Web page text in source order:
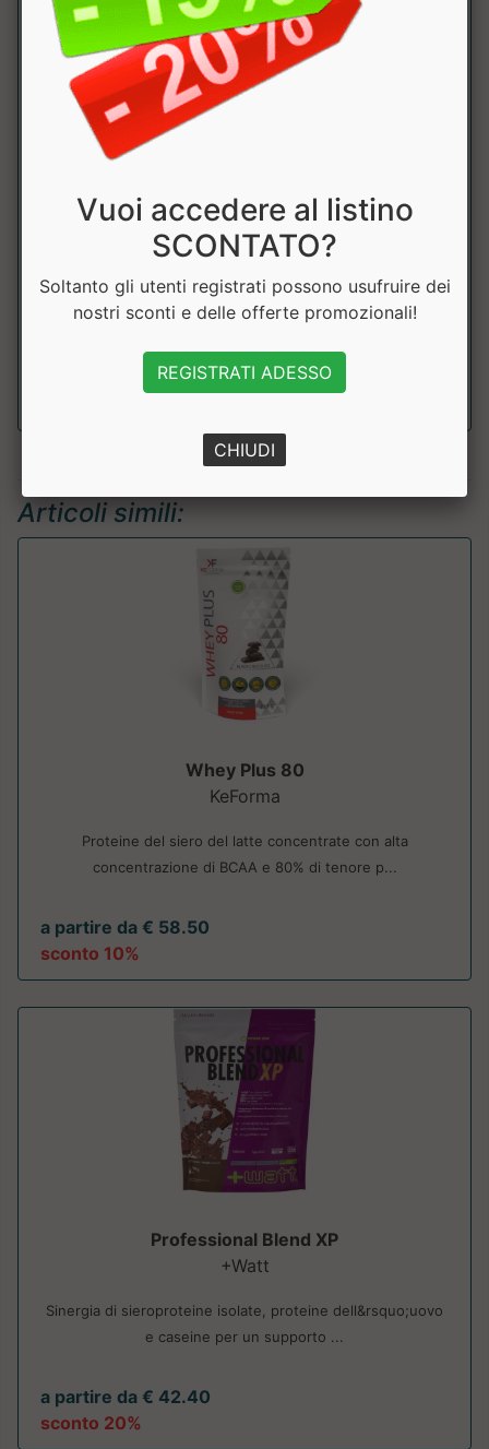
Grassi 1.8g
di cui saturi 1.5g
Carboidrati
24g
Fibre 0.78g
0.9g
Articoli simili:
Whey Plus 80
KeForma
Proteine del siero del latte concentrate con alta
concentrazione di BCAA e 80% di tenore p...
a partire da € 58.50
sconto 10%
Professional Blend XP
+Watt
Sinergia di sieroproteine isolate, proteine dell&rsquo;uovo
e caseine per un supporto ...
a partire da € 42.40
sconto 20%
Vuoi accedere al listino
SCONTATO?
Soltanto gli utenti registrati possono usufruire dei
nostri sconti e delle offerte promozionali!
REGISTRATI ADESSO
CHIUDI